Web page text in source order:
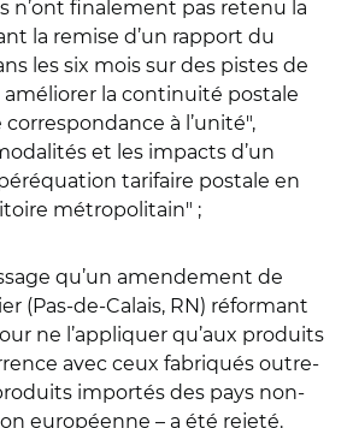
n’ont finalement pas retenu la
la remise d’un rapport du
les six mois sur des pistes de
améliorer la continuité postale
à l’unité",
et les impacts d’un
tarifaire postale en
métropolitain" ;
qu’un amendement de
(Pas-de-Calais, RN) réformant
ne l’appliquer qu’aux produits
avec ceux fabriqués outre-
importés des pays non-
européenne – a été rejeté.